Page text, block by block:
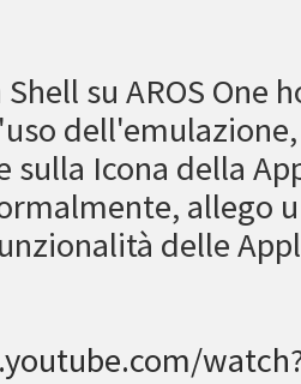
Shell su AROS
sulla Icona della
allego
delle